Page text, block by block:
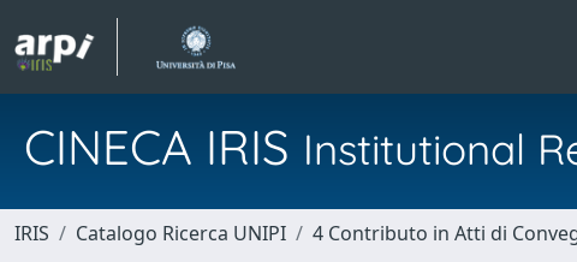
CINECA IRIS Institutional
IRIS Catalogo Ricerca UNIPI 4 Contributo in Atti di